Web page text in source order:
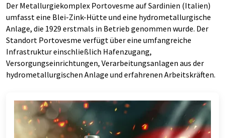
Der Metallurgiekomplex Portovesme auf Sardinien (Italien)
umfasst eine Blei-Zink-Hütte und eine hydrometallurgische
Anlage, die 1929 erstmals in Betrieb genommen wurde. Der
Standort Portovesme verfügt über eine umfangreiche
Infrastruktur einschließlich Hafenzugang,
Versorgungseinrichtungen, Verarbeitungsanlagen aus der
hydrometallurgischen Anlage und erfahrenen Arbeitskräften.